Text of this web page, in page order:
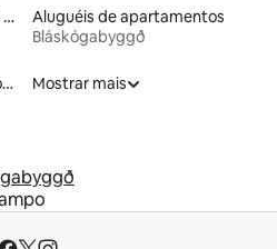
Aluguéis de espaços ideais para famílias
Aluguéis de apartamentos
Bláskógabyggð
Aluguéis por temporada com acesso ao lago
Mostrar mais